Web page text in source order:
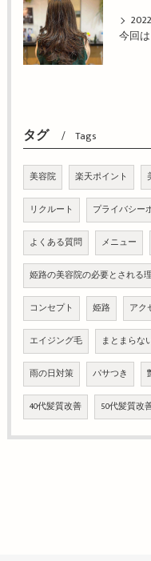
タグ Tags
美容院 楽天ポイント
リクルート プライバシー
よくある質問 メニュー
姫路の美容院の必要とされる
コンセプト 姫路 アク
エイジング毛 まとまらな
雨の日対策 パサつき
40代髪質改善 50代髪質改